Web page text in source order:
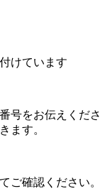
けています
号をお伝えくださ
ます。
ご確認ください。